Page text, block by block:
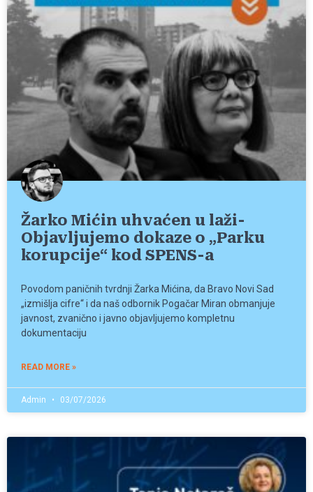
Žarko Mićin uhvaćen u laži-
Objavljujemo dokaze o „Parku
korupcije“ kod SPENS-a
Povodom paničnih tvrdnji Žarka Mićina, da Bravo Novi Sad
„izmišlja cifre“ i da naš odbornik Pogačar Miran obmanjuje
javnost, zvanično i javno objavljujemo kompletnu
dokumentaciju
READ MORE »
Admin 03/07/2026